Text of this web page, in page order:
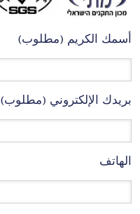
أسمك الكريم (مطلوب)
بريدك الإلكتروني (مطلوب)
الهاتف